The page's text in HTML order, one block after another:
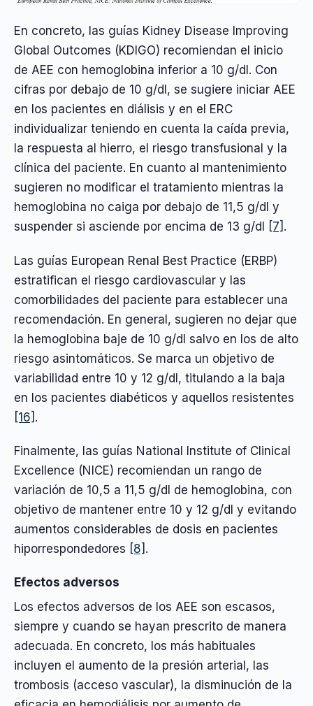
En concreto, las guías Kidney Disease Improving
Global Outcomes (KDIGO) recomiendan el inicio
de AEE con hemoglobina inferior a 10 g/dl. Con
cifras por debajo de 10 g/dl, se sugiere iniciar AEE
en los pacientes en diálisis y en el ERC
individualizar teniendo en cuenta la caída previa,
la respuesta al hierro, el riesgo transfusional y la
clínica del paciente. En cuanto al mantenimiento
sugieren no modificar el tratamiento mientras la
hemoglobina no caiga por debajo de 11,5 g/dl y
suspender si asciende por encima de 13 g/dl
[7] .
Las guías European Renal Best Practice (ERBP)
estratifican el riesgo cardiovascular y las
comorbilidades del paciente para establecer una
recomendación. En general, sugieren no dejar que
la hemoglobina baje de 10 g/dl salvo en los de alto
riesgo asintomáticos. Se marca un objetivo de
variabilidad entre 10 y 12 g/dl, titulando a la baja
en los pacientes diabéticos y aquellos resistentes
[16] .
Finalmente, las guías National Institute of Clinical
Excellence (NICE) recomiendan un rango de
variación de 10,5 a 11,5 g/dl de hemoglobina, con
objetivo de mantener entre 10 y 12 g/dl y evitando
aumentos considerables de dosis en pacientes
hiporrespondedores [8] .
Efectos adversos
Los efectos adversos de los AEE son escasos,
siempre y cuando se hayan prescrito de manera
adecuada. En concreto, los más habituales
incluyen el aumento de la presión arterial, las
trombosis (acceso vascular), la disminución de la